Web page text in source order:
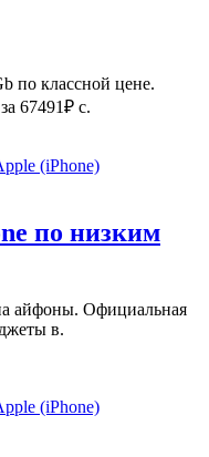
по классной цене.
67491₽ с.
(iPhone)
по низким
айфоны. Официальная
в.
(iPhone)